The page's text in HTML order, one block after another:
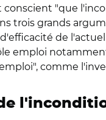
conscient "que
trois grands
de
emploi
comme